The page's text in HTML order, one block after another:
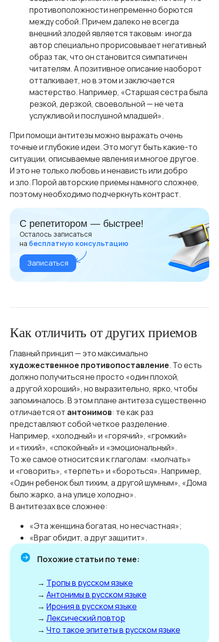
противоположности непременно борются
между собой. Причем далеко не всегда
внешний злодей является таковым: иногда
автор специально прорисовывает негативный
образ так, что он становится симпатичен
читателям. А позитивное описание наоборот
отталкивает, но в этом и заключается
мастерство. Например, «Старшая сестра была
резкой, дерзкой, своевольной — не чета
услужливой и послушной младшей».
При помощи антитезы можно выражать очень
точные и глубокие идеи. Это могут быть какие-то
ситуации, описываемые явления и многое другое.
И это не только любовь и ненависть или добро
и зло. Порой авторские приемы намного сложнее,
поэтому необходимо подчеркнуть контраст.
С репетитором — быстрее!
Осталось записаться
на бесплатную консультацию
Записаться
Как отличить от других приемов
Главный принцип — это максимально
художественное противопоставление. То есть
должно получиться не просто «один плохой,
а другой хороший», но выразительно, ярко, чтобы
запоминалось. В этом плане антитеза существенно
отличается от антонимов: те как раз
представляют собой четкое разделение.
Например, «холодный» и «горячий», «громкий»
и «тихий», «спокойный» и «эмоциональный».
То же самое относится и к глаголам: «молчать»
и «говорить», «терпеть» и «бороться». Например,
«Один ребенок был тихим, а другой шумным», «Дома
было жарко, а на улице холодно».
В антитезах все сложнее:
«Эта женщина богатая, но несчастная»;
«Враг обидит, а друг защитит».
Похожие статьи по теме:
→ Тропы в русском языке
→ Антонимы в русском языке
→ Ирония в русском языке
→ Лексический повтор
→ Что такое эпитеты в русском языке